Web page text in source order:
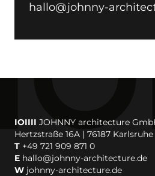
hallo@johnny-
IOIIII JOHNNY architecture
Hertzstraße 16A | 76187 Karlsruhe
T +49 721 909 871 0
E hallo@johnny-architecture.de
W johnny-architecture.de